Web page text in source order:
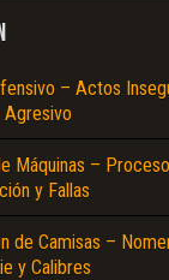
– Actos
Agresivo
Máquinas –
y Fallas
de Camisas –
y Calibres